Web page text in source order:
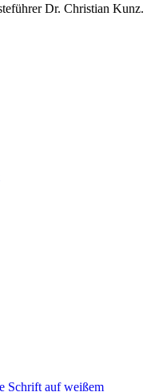
Dr. Christian Kunz.